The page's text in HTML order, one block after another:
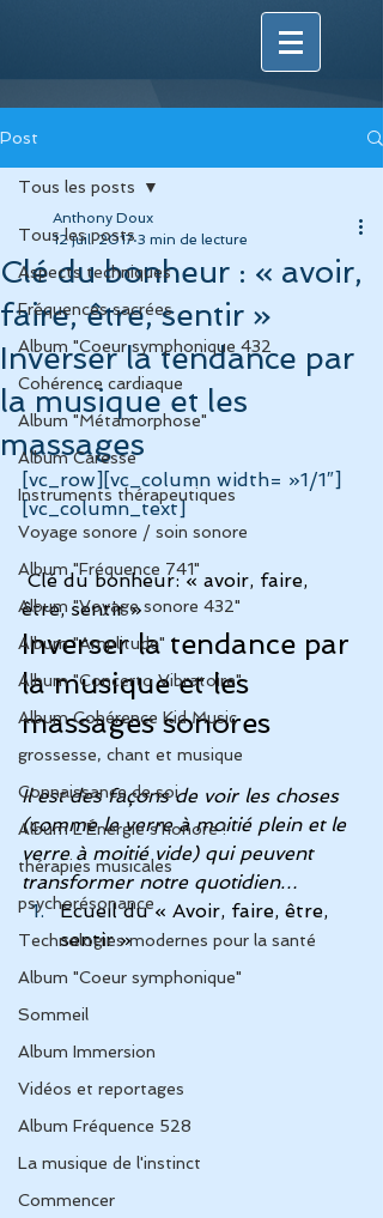
Post
Tous les posts
Aspects techniques
Fréquences sacrées
Album "Coeur symphonique 432
Cohérence cardiaque
Album "Métamorphose"
Album Caresse
Instruments thérapeutiques
Voyage sonore / soin sonore
Album "Fréquence 741"
Album "Voyage sonore 432"
Album "Amplitude"
Album "Concerto Vibratoire"
Album Cohérence Kid Music
grossesse, chant et musique
Connaissance de soi
Album L'Énergie s'honore !
thérapies musicales
psychorésonance
Technologies modernes pour la santé
Album "Coeur symphonique"
Sommeil
Album Immersion
Vidéos et reportages
Album Fréquence 528
La musique de l'instinct
Commencer
Tous les posts
Clé du bonheur : « avoir,
faire, être, sentir »
Inverser la tendance par
la musique et les
massages
Anthony Doux
12 juil. 2017 3 min de lecture
[vc_row][vc_column width= »1/1″]
[vc_column_text]
Clé du bonheur: « avoir, faire,
être, sentir »
Inverser la tendance par
la musique et les
massages sonores
Il est des façons de voir les choses
(comme le verre à moitié plein et le
verre à moitié vide) qui peuvent
transformer notre quotidien…
Ecueil du « Avoir, faire, être,
sentir »